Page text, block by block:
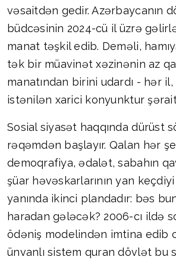
vəsaitdən gedir. Azərbaycanın
büdcəsinin 2024-cü il üzrə
manat təşkil edib. Deməli,
tək bir müavinət xəzinənin az
manatından birini udardı - hər
istənilən xarici konyunktur
Sosial siyasət haqqında dürüst
rəqəmdən başlayır. Qalan hər
demoqrafiya, ədalət, sabahın
şüar həvəskarlarının yan keçdiyi
yanında ikinci plandadır: bəs
haradan gələcək? 2006-cı ildə
ödəniş modelindən imtina edib
ünvanlı sistem quran dövlət bu